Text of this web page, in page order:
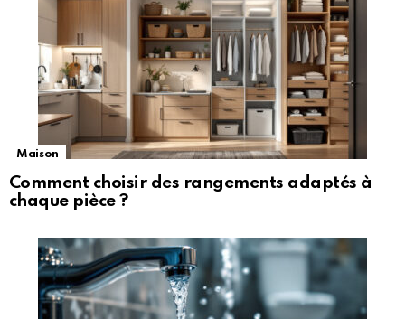
Maison
Comment choisir des rangements adaptés à
chaque pièce ?